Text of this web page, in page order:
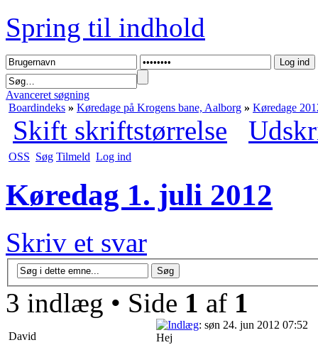
Spring til indhold
Avanceret søgning
Boardindeks » Køredage på Krogens bane, Aalborg » Køredage
Skift skriftstørrelse
OSS Søg Tilmeld Log ind
Køredag 1. juli 2012
Skriv et svar
3 indlæg • Side 1 af 1
David
: søn 24. jun 2012 07:52
Hej